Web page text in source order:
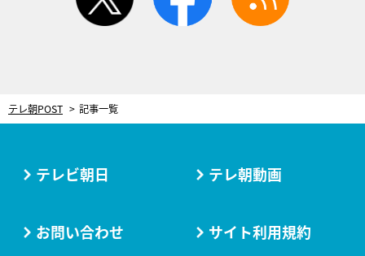
テレ朝POST 記事一覧
テレビ朝日 テレ朝動画
お問い合わせ サイト利用規約